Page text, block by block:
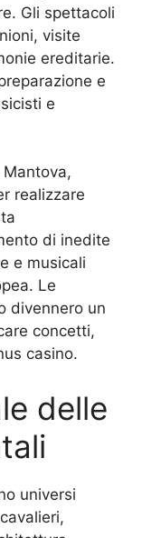
Gli spettacoli
visite
ereditarie.
e
e
realizzare
di inedite
e musicali
Le
divennero un
concetti,
casinо.
delle
universi